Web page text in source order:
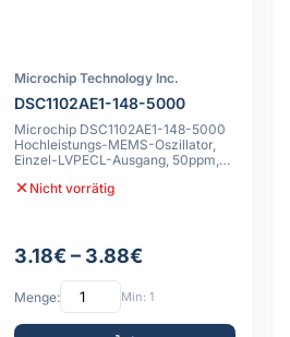
Microchip Technology Inc.
DSC1102AE1-148-5000
Microchip DSC1102AE1-148-5000
Hochleistungs-MEMS-Oszillator,
Einzel-LVPECL-Ausgang, 50ppm,
Nicht vorrätig
3.18€ – 3.88€
Menge: Min: 1